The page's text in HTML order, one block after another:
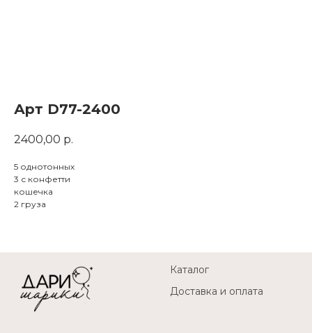
Арт D77-2400
2400,00 р.
5 однотонных
3 с конфетти
кошечка
2 груза
Каталог
Доставка и оплата